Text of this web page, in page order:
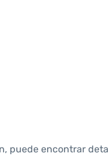
puede encontrar